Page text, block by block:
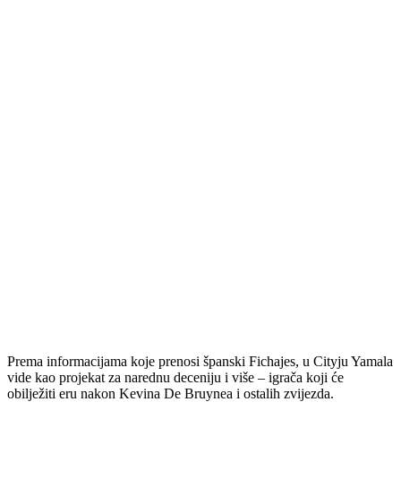
Prema informacijama koje prenosi španski Fichajes, u Cityju Yamala
vide kao projekat za narednu deceniju i više – igrača koji će
obilježiti eru nakon Kevina De Bruynea i ostalih zvijezda.